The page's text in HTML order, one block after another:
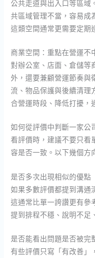
公共走道與出入口等區域
共區域管理不當，容易成
這類空間通常更需要定期
商業空間：重點在營運不
對辦公室、店面、倉儲等
外，還要兼顧營運節奏與
流、物品保護與後續清理
合營運時段、降低打擾，
如何從評價中判斷一家公
看評價時，建議不要只看
容是否一致。以下幾個方
是否多次出現相似的優點
如果多數評價都提到溝通
這通常比單一誇讚更有參
提到排程不穩、說明不足
是否能看出問題是否被完
有些評價只寫「有改善」